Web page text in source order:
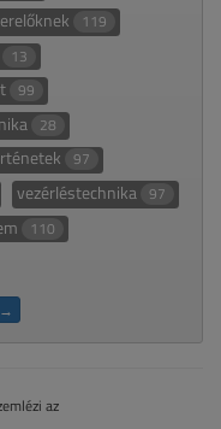
119
13
99
28
97
vezérléstechnika 97
110
→
az